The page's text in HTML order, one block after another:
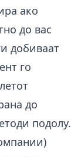
ако
до вас
добиваат
го
до
подолу.